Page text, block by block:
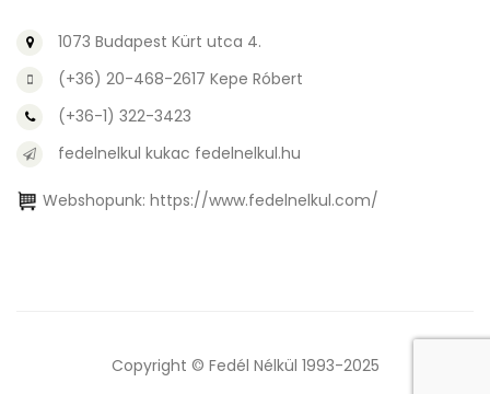
1073 Budapest Kürt utca 4.
(+36) 20-468-2617 Kepe Róbert
(+36-1) 322-3423
fedelnelkul kukac fedelnelkul.hu
Webshopunk: https://www.fedelnelkul.com/
Copyright © Fedél Nélkül 1993-2025